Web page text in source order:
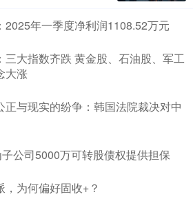
2025年一季度净利润1108.52万元
三大指数齐跌 黄金股、石油股、军工
大涨
正与现实的纷争：韩国法院裁决对中
公司5000万可转股债权提供担保
为何偏好固收+？